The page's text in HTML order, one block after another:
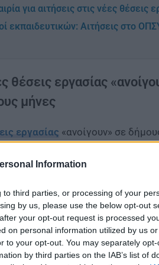
Information
third parties, or processing of your
by us, please use the below opt-out
your opt-out request is processed
on personal information utilized by us
to your opt-out. You may separately
by third parties on the IAB’s list of
για αιτήσεις στις νέες θέσεις
εκπαιδευτικών: Αιτήσεις στο
εργασίας
μήνες
εργασίας «ανοίγουν» σε
θέσεις θα καλυφθούν με τις
στον κλάδο
και συνολικά αναμένονται